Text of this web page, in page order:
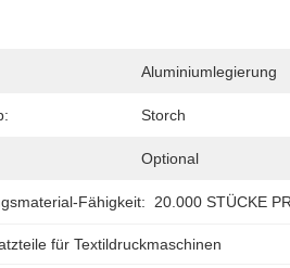
Aluminiumlegierung
Storch
Optional
Fähigkeit: 20.000 STÜCKE
für Textildruckmaschinen